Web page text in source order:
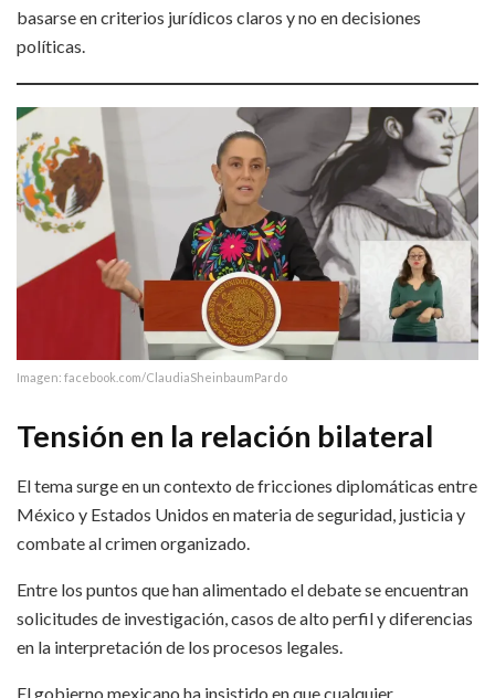
basarse en criterios jurídicos claros y no en decisiones
políticas.
Imagen: facebook.com/ClaudiaSheinbaumPardo
Tensión en la relación bilateral
El tema surge en un contexto de fricciones diplomáticas entre
México y Estados Unidos en materia de seguridad, justicia y
combate al crimen organizado.
Entre los puntos que han alimentado el debate se encuentran
solicitudes de investigación, casos de alto perfil y diferencias
en la interpretación de los procesos legales.
El gobierno mexicano ha insistido en que cualquier